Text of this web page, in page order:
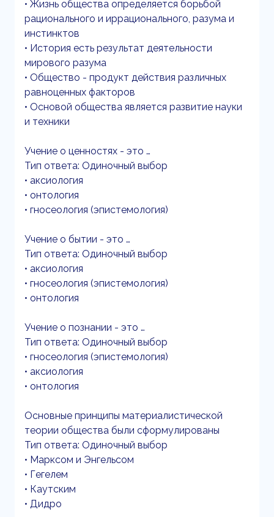
• Жизнь общества определяется борьбой
рационального и иррационального, разума и
инстинктов
• История есть результат деятельности
мирового разума
• Общество - продукт действия различных
равноценных факторов
• Основой общества является развитие науки
и техники
Учение о ценностях - это …
Тип ответа: Одиночный выбор
• аксиология
• онтология
• гносеология (эпистемология)
Учение о бытии - это …
Тип ответа: Одиночный выбор
• аксиология
• гносеология (эпистемология)
• онтология
Учение о познании - это …
Тип ответа: Одиночный выбор
• гносеология (эпистемология)
• аксиология
• онтология
Основные принципы материалистической
теории общества были сформулированы
Тип ответа: Одиночный выбор
• Марксом и Энгельсом
• Гегелем
• Каутским
• Дидро